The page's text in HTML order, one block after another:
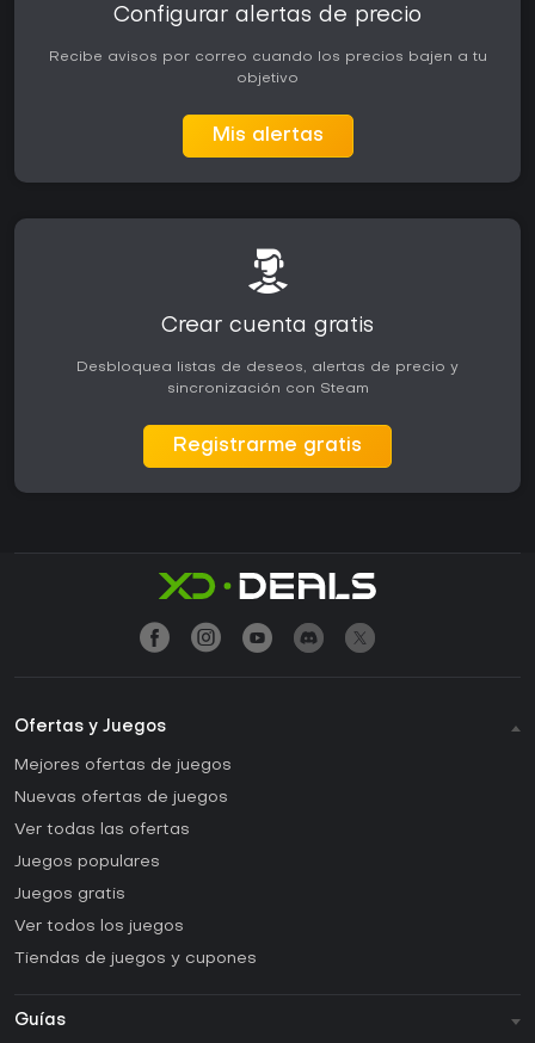
Configurar alertas de precio
Recibe avisos por correo cuando los precios bajen a tu
objetivo
Mis alertas
Crear cuenta gratis
Desbloquea listas de deseos, alertas de precio y
sincronización con Steam
Registrarme gratis
Ofertas y Juegos
Mejores ofertas de juegos
Nuevas ofertas de juegos
Ver todas las ofertas
Juegos populares
Juegos gratis
Ver todos los juegos
Tiendas de juegos y cupones
Guías